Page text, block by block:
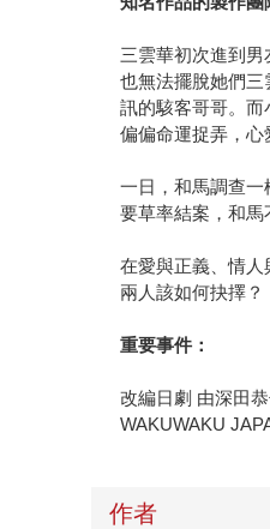
三雲華初次進到
也無法擺脫她們
訊的駭客哥哥。
偏偏命運捉弄，心
一日，和馬調查
要草率結案，和馬
在愛與正義、情人
兩人該如何抉擇？
重要事件：
改編日劇 由深田
WAKUWAKU
作者